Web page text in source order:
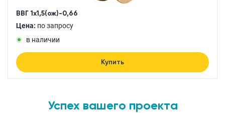
ВВГ 1x1,5(ож)-0,66
Цена: по запросу
в наличии
Купить
Успех вашего проекта